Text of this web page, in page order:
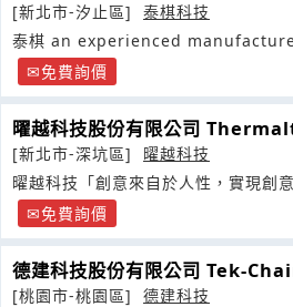
[新北市-汐止區]
泰棋科技
泰棋 an experienced
免費詢價
曜越科技股份有限公司
[新北市-深坑區]
曜越科技
曜越科技「創意來自於人性，實現創
免費詢價
德建科技股份有限公司 Tek-
[桃園市-桃園區]
德建科技